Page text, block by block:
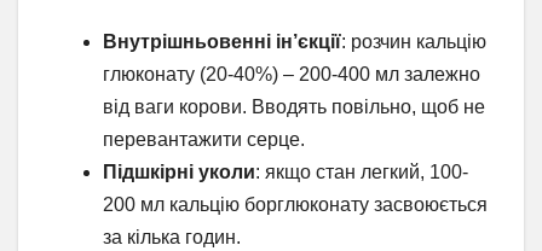
Внутрішньовенні ін’єкції: розчин кальцію
глюконату (20-40%) – 200-400 мл залежно
від ваги корови. Вводять повільно, щоб не
перевантажити серце.
Підшкірні уколи: якщо стан легкий, 100-
200 мл кальцію борглюконату засвоюється
за кілька годин.